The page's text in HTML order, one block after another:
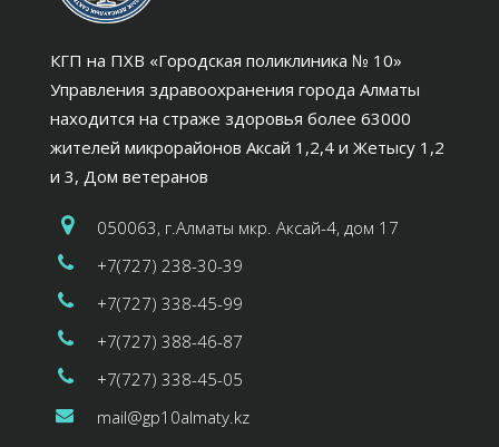
КГП на ПХВ «Городская поликлиника № 10»
Управления здравоохранения города Алматы
находится на страже здоровья более 63000
жителей микрорайонов Аксай 1,2,4 и Жетысу 1,2
и 3, Дом ветеранов
050063, г.Алматы мкр. Аксай-4, дом 17
+7(727) 238-30-39
+7(727) 338-45-99
+7(727) 388-46-87
+7(727) 338-45-05
mail@gp10almaty.kz